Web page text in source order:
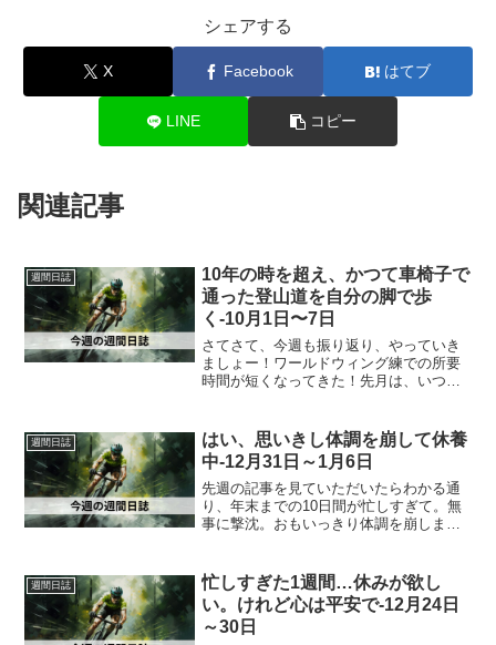
シェアする
X Facebook はてブ
LINE コピー
関連記事
週間日誌
10年の時を超え、かつて車椅子で
通った登山道を自分の脚で歩
く-10月1日〜7日
さてさて、今週も振り返り、やっていき
ましょー！ワールドウィング練での所要
時間が短くなってきた！先月は、いつも
今月からなんか、同じ種目数とセット数
やってても1時間くら...
週間日誌
はい、思いきし体調を崩して休養
中-12月31日～1月6日
先週の記事を見ていただいたらわかる通
り、年末までの10日間が忙しすぎて。無
事に撃沈。おもいっきり体調を崩しまし
よね。悪寒とかめまいがしてきたとき
に、やばいなと思って...
週間日誌
忙しすぎた1週間…休みが欲し
い。けれど心は平安で-12月24日
～30日